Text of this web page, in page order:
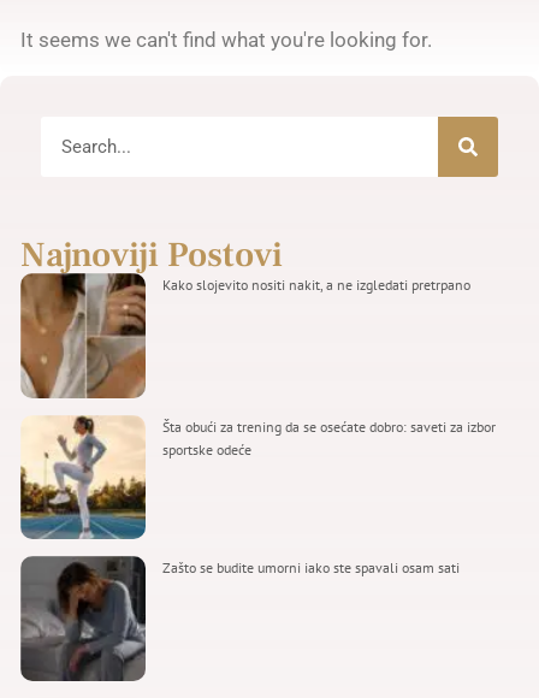
It seems we can't find what you're looking for.
Najnoviji Postovi
Kako slojevito nositi nakit, a ne izgledati pretrpano
Šta obući za trening da se osećate dobro: saveti za izbor
sportske odeće
Zašto se budite umorni iako ste spavali osam sati